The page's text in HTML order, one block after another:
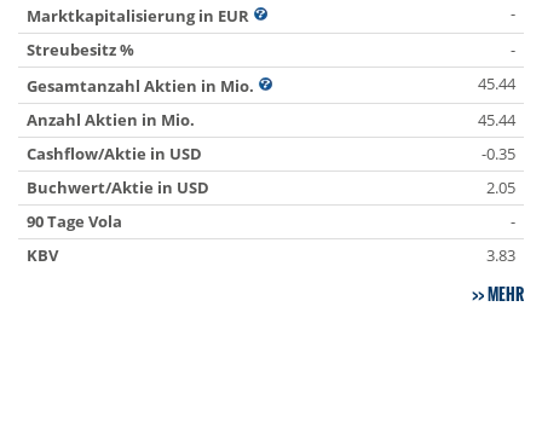
Marktkapitalisierung in EUR
-
Streubesitz %
-
Gesamtanzahl Aktien in Mio.
45.44
Anzahl Aktien in Mio.
45.44
Cashflow/Aktie in USD
-0.35
Buchwert/Aktie in USD
2.05
90 Tage Vola
-
KBV
3.83
MEHR